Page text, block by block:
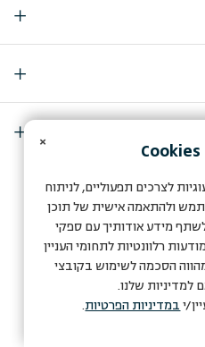
× Cookies
לצרכים תפעוליים, לניתוח
ולהתאמה אישית של תוכן
מידע אודותיך עם ספקי
רלוונטיות לתחומי העניין
הסכמה לשימוש בקובצי
שלנו.
י במדיניות הפרטיות.